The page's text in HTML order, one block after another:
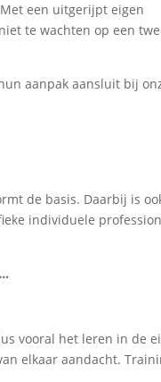
een uitgerijpt eigen
te wachten op een
aanpak aansluit bij
de basis. Daarbij is
individuele
vooral het leren in de
elkaar aandacht.